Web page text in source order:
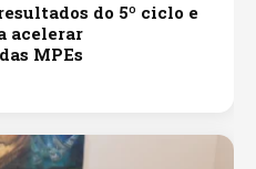
do 5º ciclo e
acelerar
MPEs